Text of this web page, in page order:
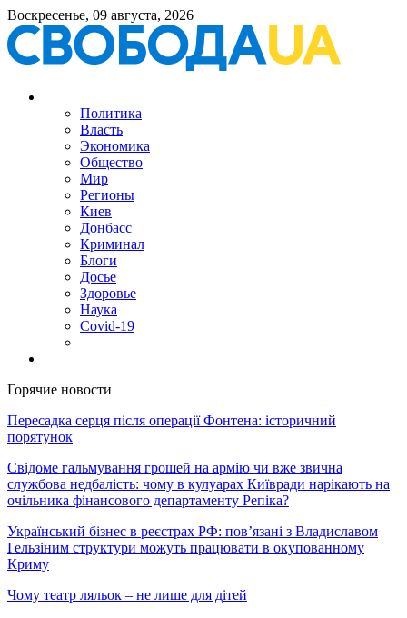
Воскресенье, 09 августа, 2026
Политика
Власть
Экономика
Общество
Мир
Регионы
Киев
Донбасс
Криминал
Блоги
Досье
Здоровье
Наука
Covid-19
Горячие новости
Пересадка серця після операції Фонтена: історичний
порятунок
Свідоме гальмування грошей на армію чи вже звична
службова недбалість: чому в кулуарах Київради нарікають на
очільника фінансового департаменту Репіка?
Український бізнес в реєстрах РФ: пов’язані з Владиславом
Гельзіним структури можуть працювати в окупованному
Криму
Чому театр ляльок – не лише для дітей